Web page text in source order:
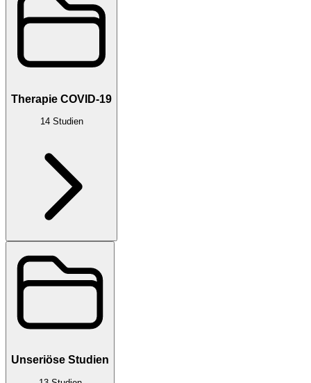
Therapie COVID-19
14 Studien
Unseriöse Studien